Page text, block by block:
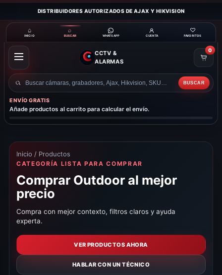
DISTRIBUIDORES AUTORIZADOS DE AJAX Y HIKVISION
⌂
INICIO
⌕
BUSCAR WHATSAPP CUENTA
♡
FAVORITOS
ABRIR
MENÚ
CCTV &
ALARMAS
Buscar
productos
BUSCAR
0
ENVÍO GRATIS
Añade productos al carrito para calcular el envío.
Inicio / Productos
CATEGORÍA LISTA PARA COMPRAR
Comprar Outdoor al mejor
precio
Compra con mejor contexto, filtros claros y ayuda
experta.
VER PRODUCTOS AHORA
HABLAR CON UN TÉCNICO